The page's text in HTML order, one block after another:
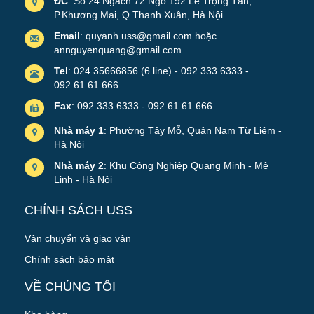
P.Khương Mai, Q.Thanh Xuân, Hà Nội
Email: quyanh.uss@gmail.com hoặc
annguyenquang@gmail.com
Tel: 024.35666856 (6 line) - 092.333.6333 -
092.61.61.666
Fax: 092.333.6333 - 092.61.61.666
Nhà máy 1: Phường Tây Mỗ, Quận Nam Từ Liêm -
Hà Nội
Nhà máy 2: Khu Công Nghiệp Quang Minh - Mê
Linh - Hà Nội
CHÍNH SÁCH USS
Vận chuyển và giao vận
Chính sách bảo mật
VỀ CHÚNG TÔI